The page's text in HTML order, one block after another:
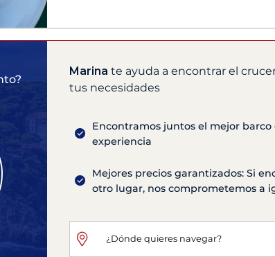
Marina te ayuda a encontrar el
tus necesidades
Encontramos juntos el mejor barco
experiencia
Mejores precios garantizados: Si
otro lugar, nos comprometemos a